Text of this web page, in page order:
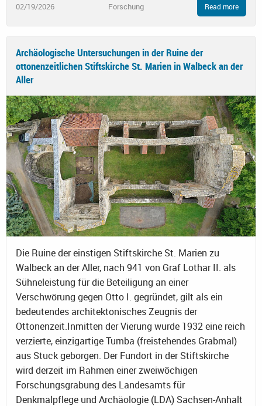
02/19/2026 Forschung Read more
Archäologische Untersuchungen in der Ruine der
ottonenzeitlichen Stiftskirche St. Marien in Walbeck an der
Aller
Die Ruine der einstigen Stiftskirche St. Marien zu
Walbeck an der Aller, nach 941 von Graf Lothar II. als
Sühneleistung für die Beteiligung an einer
Verschwörung gegen Otto I. gegründet, gilt als ein
bedeutendes architektonisches Zeugnis der
Ottonenzeit.Inmitten der Vierung wurde 1932 eine reich
verzierte, einzigartige Tumba (freistehendes Grabmal)
aus Stuck geborgen. Der Fundort in der Stiftskirche
wird derzeit im Rahmen einer zweiwöchigen
Forschungsgrabung des Landesamts für
Denkmalpflege und Archäologie (LDA) Sachsen-Anhalt